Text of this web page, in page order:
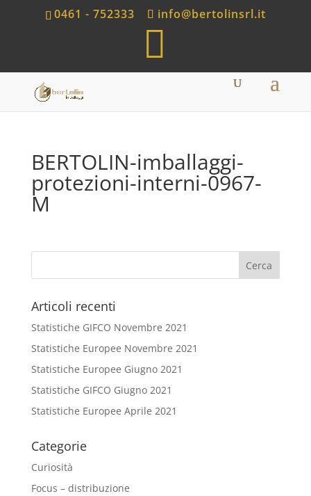
0461 - 752333
info@bertolinsrl.it
h
p
BERTOLIN-imballaggi-
protezioni-interni-0967-
M
Articoli recenti
Statistiche GIFCO Novembre 2021
Statistiche Europee Novembre 2021
Statistiche Europee Giugno 2021
Statistiche GIFCO Giugno 2021
Statistiche Europee Aprile 2021
Categorie
Curiosità
Focus – distribuzione